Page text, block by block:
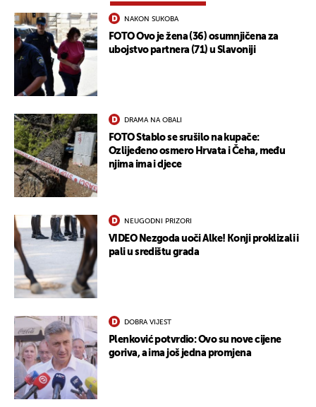
NAKON SUKOBA
FOTO Ovo je žena (36) osumnjičena za
ubojstvo partnera (71) u Slavoniji
DRAMA NA OBALI
FOTO Stablo se srušilo na kupače:
Ozlijeđeno osmero Hrvata i Čeha, među
njima ima i djece
NEUGODNI PRIZORI
VIDEO Nezgoda uoči Alke! Konji proklizali i
pali u središtu grada
DOBRA VIJEST
Plenković potvrdio: Ovo su nove cijene
goriva, a ima još jedna promjena